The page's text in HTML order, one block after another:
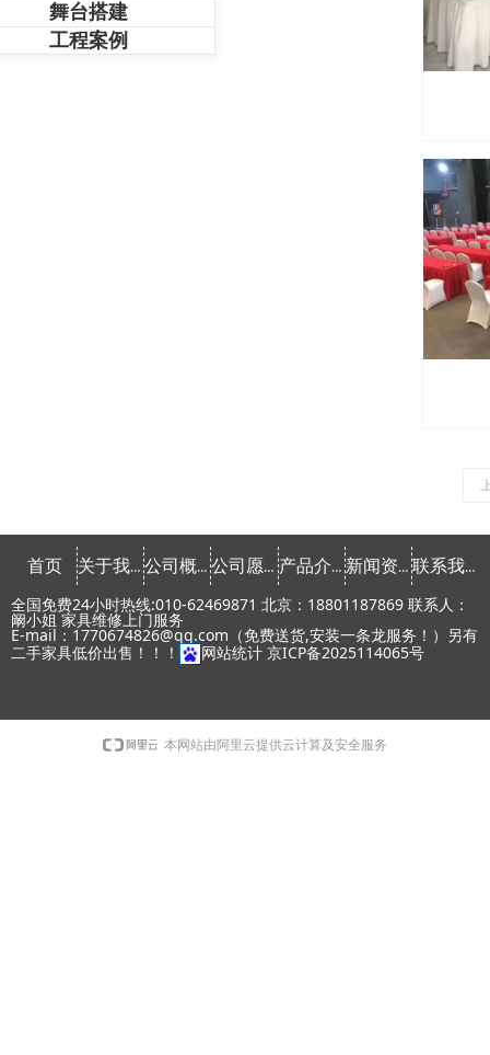
舞台搭建
工程案例
全国免费24小时热线:010-62469871 北京：18801187869 联系人：
阚小姐 家具维修上门服务
E-mail：1770674826@qq.com（免费送货,安装一条龙服务！）另有
二手家具低价出售！！！
网站统计 京ICP备2025114065号
首页 关于我们 公司概念 公司愿景 产品介绍 新闻资讯 联系我们
本网站由阿里云提供云计算及安全服务